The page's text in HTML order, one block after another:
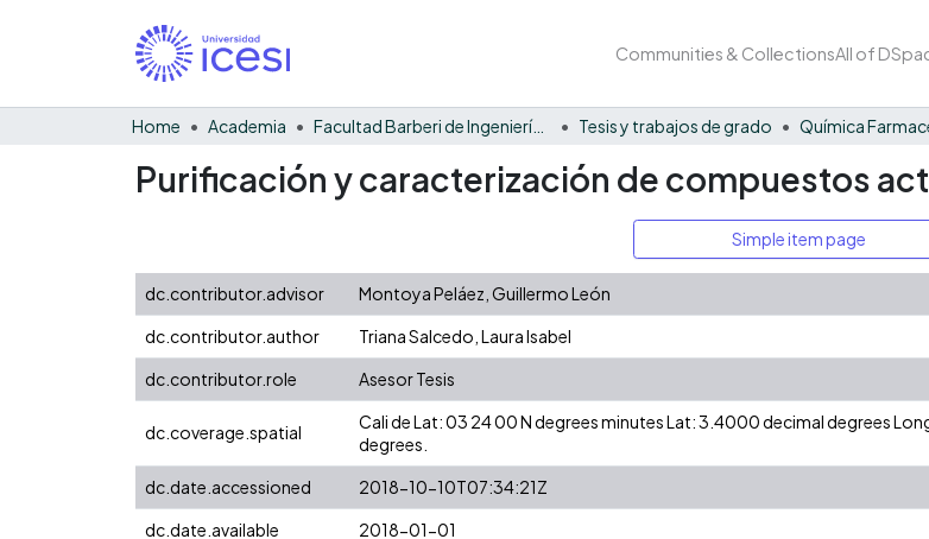
Communities & CollectionsAll of
Home Academia Facultad Barberi de Ingeniería, Diseño y Ciencias Aplicadas Tesis y trabajos de grado Química
Purificación y caracterización de compuestos
Simple item page
dc.contributor.advisor Montoya Peláez, Guillermo León
dc.contributor.author
Triana Salcedo, Laura Isabel
dc.contributor.role
Asesor Tesis
dc.coverage.spatial
Cali de Lat: 03 24 00 N degrees minutes Lat: 3.4000 decimal degrees
degrees.
dc.date.accessioned
2018-10-10T07:34:21Z
dc.date.available
2018-01-01